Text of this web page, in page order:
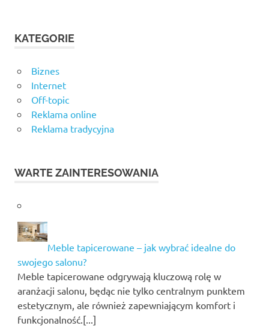
KATEGORIE
Biznes
Internet
Off-topic
Reklama online
Reklama tradycyjna
WARTE ZAINTERESOWANIA
Meble tapicerowane – jak wybrać idealne do
swojego salonu?
Meble tapicerowane odgrywają kluczową rolę w
aranżacji salonu, będąc nie tylko centralnym punktem
estetycznym, ale również zapewniającym komfort i
funkcjonalność.[...]